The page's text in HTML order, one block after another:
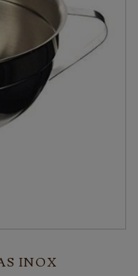
INOX